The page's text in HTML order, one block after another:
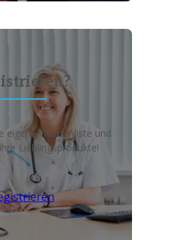
eigene Wunschliste und
Lieblingsprodukte!